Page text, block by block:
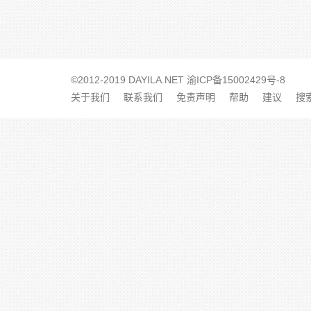
©2012-2019 DAYILA.NET 渝ICP备15002429号-8
关于我们
联系我们 免责声明 帮助 建议 搜